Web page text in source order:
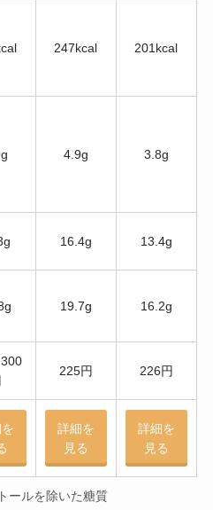
247kcal 201kcal
4.9g 3.8g
16.4g 13.4g
19.7g 16.2g
225円 226円
詳細を
見る
詳細を
見る
ールを除いた糖質